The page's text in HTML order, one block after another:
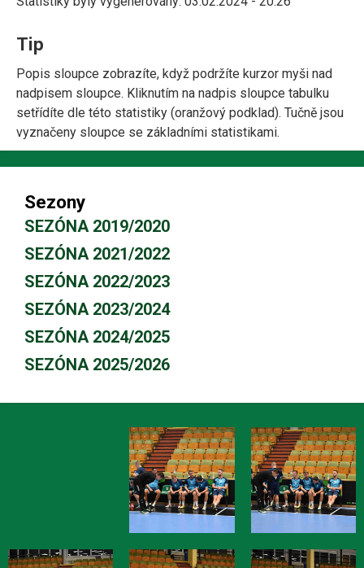
Tip
Popis sloupce zobrazíte, když podržíte kurzor myši nad
nadpisem sloupce. Kliknutím na nadpis sloupce tabulku
setřídíte dle této statistiky (oranžový podklad). Tučně jsou
vyznačeny sloupce se základními statistikami.
Sezony
SEZÓNA 2019/2020
SEZÓNA 2021/2022
SEZÓNA 2022/2023
SEZÓNA 2023/2024
SEZÓNA 2024/2025
SEZÓNA 2025/2026